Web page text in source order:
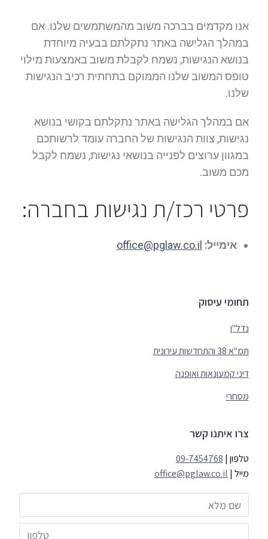
אנו מקדמים בברכה משוב מהמשתמשים שלנו. אם
במהלך הגלישה באתר נתקלתם בבעיה מיוחדת
בנושא הנגישות, נשמח לקבלת משוב באמצעות מילוי
טופס המשוב שלנו הממוקם בתחתית רכיב הנגישות
שלנו.
אם במהלך הגלישה באתר נתקלתם בקושי בנושא
נגישות, צוות הנגישות של החברה עומד לרשותכם
במגוון ערוצים לפנייה בנושאי נגישות, נשמח לקבל
מכם משוב.
פרטי רכז/ת נגישות בחברה:
אימייל: office@pglaw.co.il
תחומי עיסוק
נדל"ן
תמ"א 38 והתחדשות עירונית
דיני קמעונאות ואופנה
מסחרי
צרו איתנו קשר
טלפון | 09-7454768
מייל | office@pglaw.co.il